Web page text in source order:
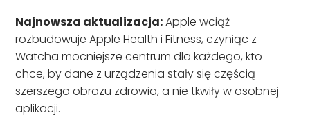
Najnowsza aktualizacja:Apple wciąż
rozbudowuje Apple Health i Fitness, czyniąc z
Watcha mocniejsze centrum dla każdego, kto
chce, by dane z urządzenia stały się częścią
szerszego obrazu zdrowia, a nie tkwiły w osobnej
aplikacji.